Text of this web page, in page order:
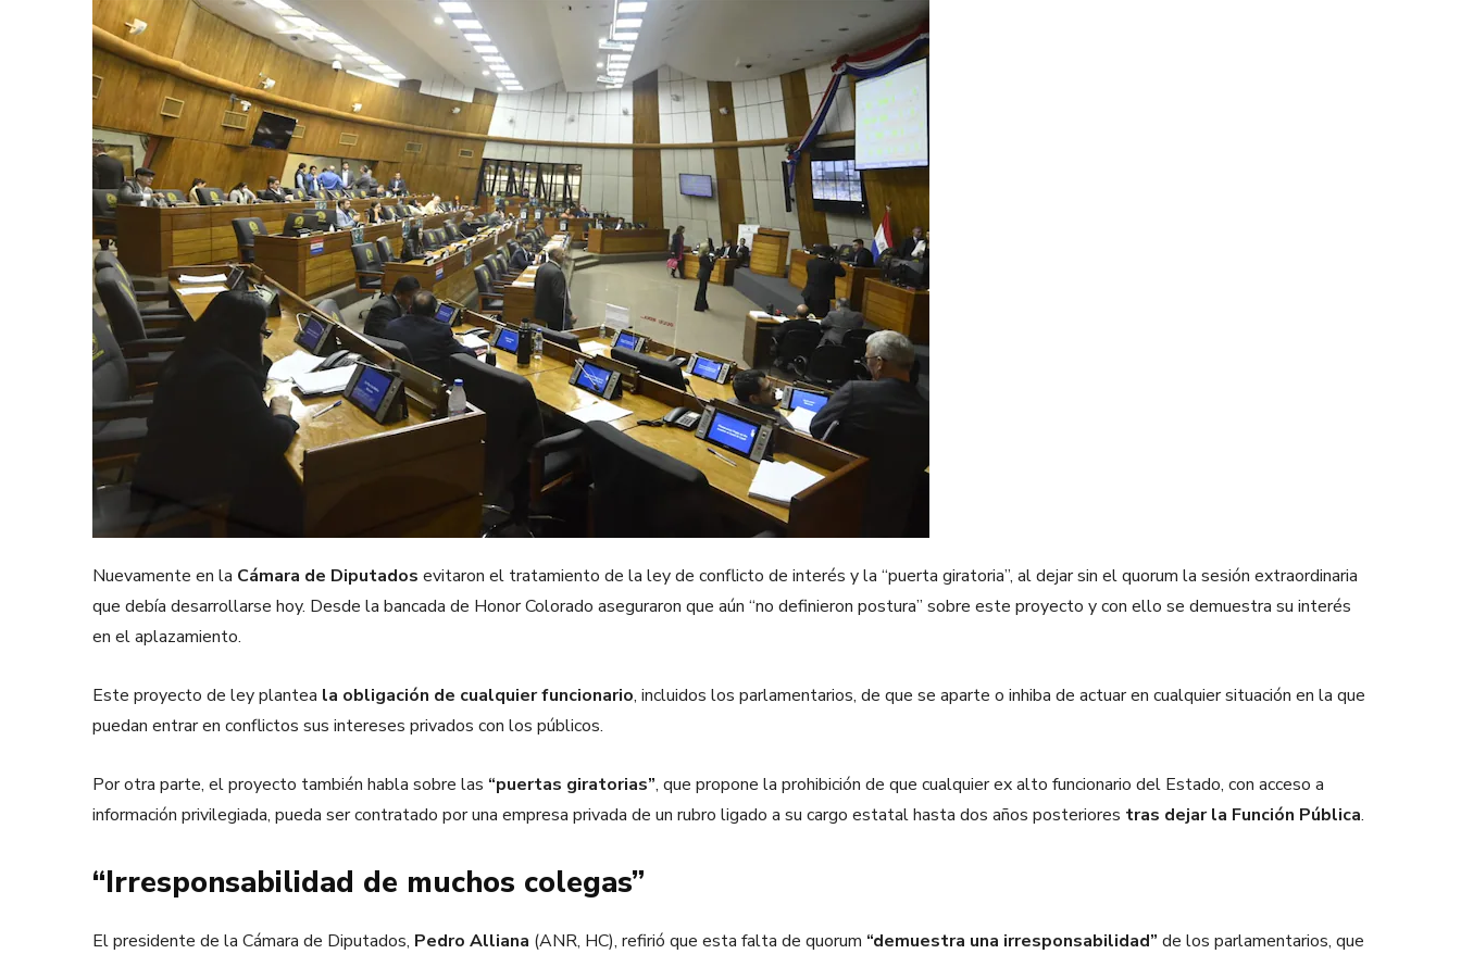
Nuevamente en la Cámara de Diputados evitaron el tratamiento de la ley de conflicto de interés y la “puerta giratoria”, al dejar sin el quorum la sesión extraordinaria
que debía desarrollarse hoy. Desde la bancada de Honor Colorado aseguraron que aún “no definieron postura” sobre este proyecto y con ello se demuestra su interés
en el aplazamiento.
Este proyecto de ley plantea la obligación de cualquier funcionario, incluidos los parlamentarios, de que se aparte o inhiba de actuar en cualquier situación en la que
puedan entrar en conflictos sus intereses privados con los públicos.
Por otra parte, el proyecto también habla sobre las “puertas giratorias”, que propone la prohibición de que cualquier ex alto funcionario del Estado, con acceso a
información privilegiada, pueda ser contratado por una empresa privada de un rubro ligado a su cargo estatal hasta dos años posteriores tras dejar la Función Pública.
“Irresponsabilidad de muchos colegas”
El presidente de la Cámara de Diputados, Pedro Alliana (ANR, HC), refirió que esta falta de quorum “demuestra una irresponsabilidad” de los parlamentarios, que